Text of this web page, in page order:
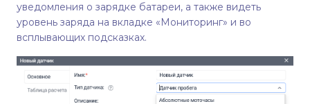
уведомления о зарядке батареи, а также видеть
уровень заряда на вкладке «Мониторинг» и во
всплывающих подсказках.